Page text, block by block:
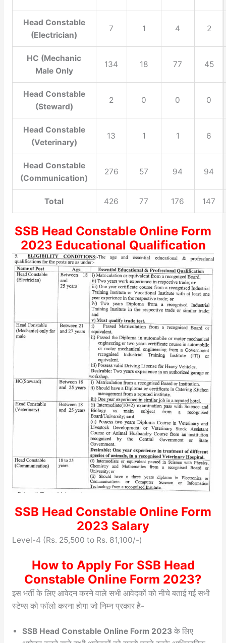
Head Constable
(Electrician)
7 1 4 2
HC (Mechanic
Male Only
134 18 77 45
Head Constable
(Steward)
2 0 0 0
Head Constable
(Veterinary)
13 1 1 6
Head Constable
(Communication)
276 57 94 94
Total 426 77 176 147
SSB Head Constable Online Form
2023 Educational Qualification
SSB Head Constable Online Form
2023 Salary
Level-4 (Rs. 25,500 to Rs. 81,100/-)
How to Apply For SSB Head
Constable Online Form 2023?
इस भर्ती के लिए आवेदन करने वाले सभी आवेदकों को नीचे बताई गई सभी
स्टेप्स को फॉलो करना होगा जो निम्न प्रकार है-
SSB Head Constable Online Form 2023 के लिए